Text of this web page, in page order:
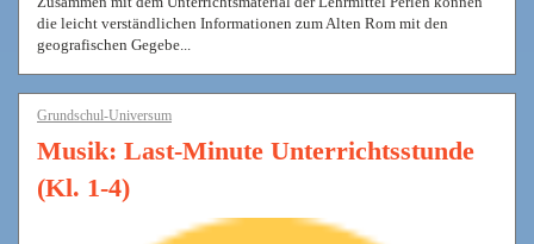
die leicht verständlichen Informationen zum Alten Rom mit den
geografischen Gegebe...
Grundschul-Universum
Musik: Last-Minute Unterrichtsstunde
(Kl. 1-4)